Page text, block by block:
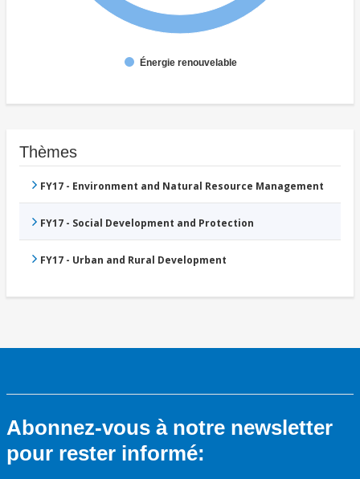
Énergie renouvelable
Thèmes
FY17 - Environment and Natural Resource Management
FY17 - Social Development and Protection
FY17 - Urban and Rural Development
Abonnez-vous à notre newsletter
pour rester informé: